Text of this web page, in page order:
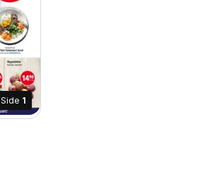
Side 1